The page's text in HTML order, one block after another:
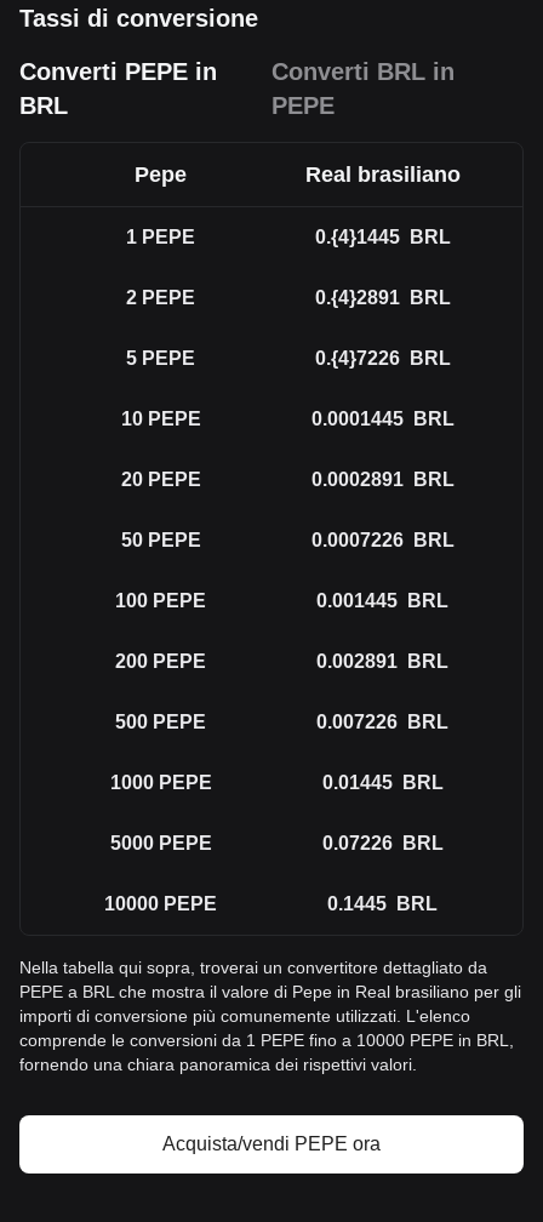
Tassi di conversione
Converti PEPE in
BRL
Converti BRL in
PEPE
Pepe Real brasiliano
1 PEPE 0.{4}1445 BRL
2 PEPE 0.{4}2891 BRL
5 PEPE 0.{4}7226 BRL
10 PEPE 0.0001445 BRL
20 PEPE 0.0002891 BRL
50 PEPE 0.0007226 BRL
100 PEPE 0.001445 BRL
200 PEPE 0.002891 BRL
500 PEPE 0.007226 BRL
1000 PEPE 0.01445 BRL
5000 PEPE 0.07226 BRL
10000 PEPE 0.1445 BRL
Nella tabella qui sopra, troverai un convertitore dettagliato da
PEPE a BRL che mostra il valore di Pepe in Real brasiliano per gli
importi di conversione più comunemente utilizzati. L'elenco
comprende le conversioni da 1 PEPE fino a 10000 PEPE in BRL,
fornendo una chiara panoramica dei rispettivi valori.
Acquista/vendi PEPE ora